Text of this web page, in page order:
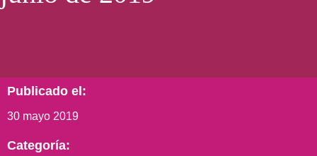
Publicado el:
30 mayo 2019
Categoría: